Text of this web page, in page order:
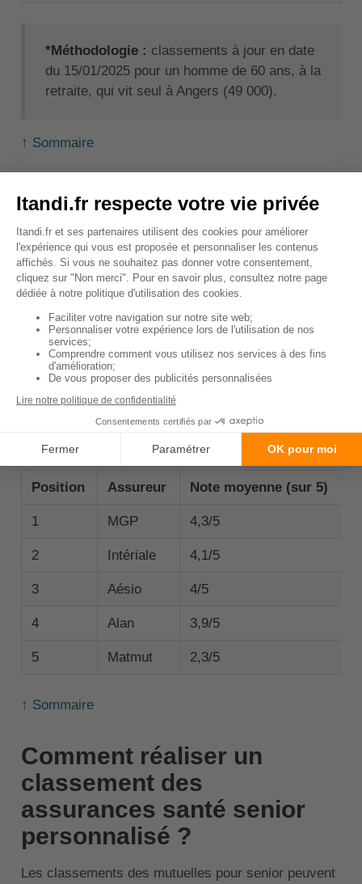
*Méthodologie : classements à jour en date
du 15/01/2025 pour un homme de 60 ans, à la
retraite, qui vit seul à Angers (49 000).
↑ Sommaire
Classement des
complémentaires santé
pour senior selon les avis
clients
Le classement des complémentaires santé pour
senior selon les avis clients ne reflète pas une vérité
absolue. Vous devez le consulter avec précaution,
car il ne reflète que l'avis des internautes qui ont
Ce classement a été réalisé par Opinion Assurances
en 2023 :
Position Assureur Note moyenne (sur 5)
1 MGP 4,3/5
2 Intériale 4,1/5
3 Aésio 4/5
4 Alan 3,9/5
5 Matmut 2,3/5
↑ Sommaire
Comment réaliser un
classement des
assurances santé senior
personnalisé ?
Les classements des mutuelles pour senior peuvent